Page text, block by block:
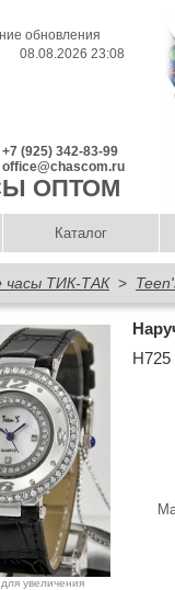
обновления
08.08.2026 23:08
+7 (925) 342-83-99
office@chascom.ru
ОПТОМ
Каталог
часы ТИК-ТАК>
увеличения